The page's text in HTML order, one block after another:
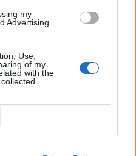
my
Advertising.
Use,
of my
with the
BEJELENTKEZÉS